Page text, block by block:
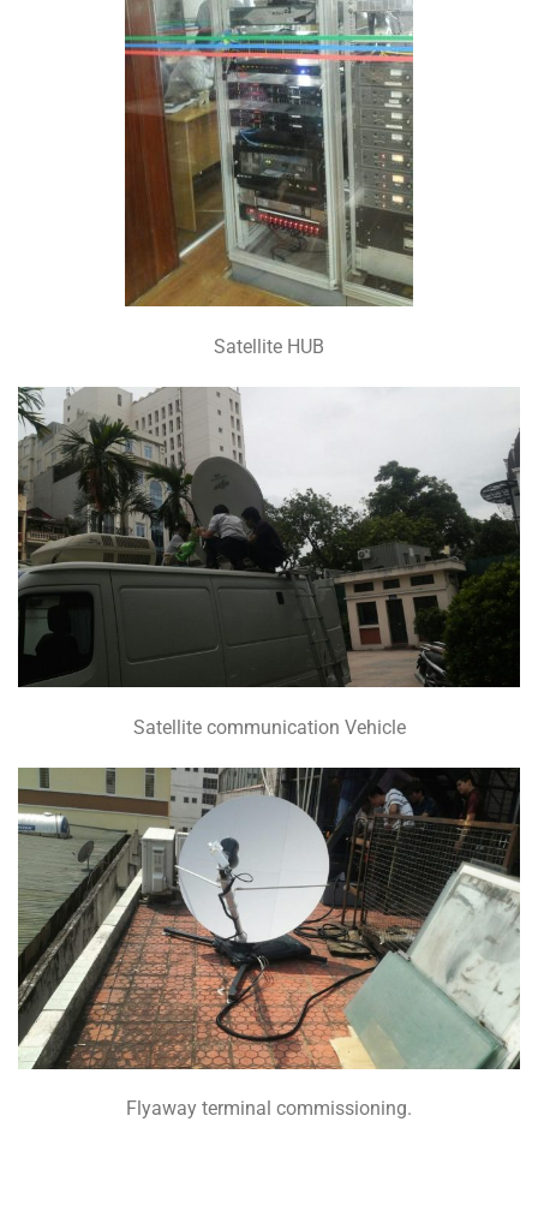
Satellite HUB
Satellite communication Vehicle
Flyaway terminal commissioning.